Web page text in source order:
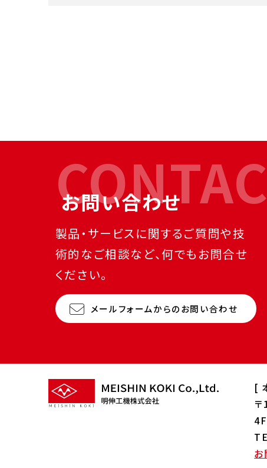
お問い合わせ
製品・サービスに関するご質問や技
術的なご相談など、何でもお問合せ
ください。
メールフォームからのお問い合わせ
[
4F
お